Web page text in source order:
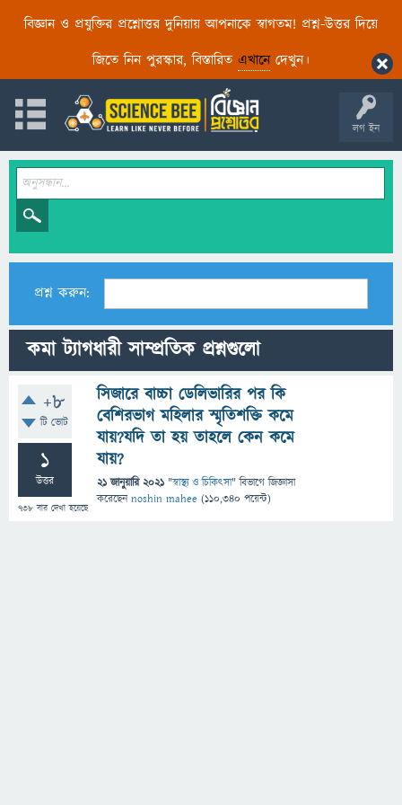
বিজ্ঞান ও প্রযুক্তির প্রশ্নোত্তর দুনিয়ায় আপনাকে স্বাগতম! প্রশ্ন-উত্তর দিয়ে
জিতে নিন পুরস্কার, বিস্তারিত এখানেদেখুন।
লগ ইন
প্রশ্ন করুন:
কমা ট্যাগধারী সাম্প্রতিক প্রশ্নগুলো
+8
টি ভোট
1
উত্তর
738 বার দেখা হয়েছে
সিজারে বাচ্চা ডেলিভারির পর কি
বেশিরভাগ মহিলার স্মৃতিশক্তি কমে
যায়?যদি তা হয় তাহলে কেন কমে
যায়?
21 জানুয়ারি 2021 "স্বাস্থ্য ও চিকিৎসা" বিভাগে জিজ্ঞাসা
করেছেনnoshin mahee (110,340 পয়েন্ট)